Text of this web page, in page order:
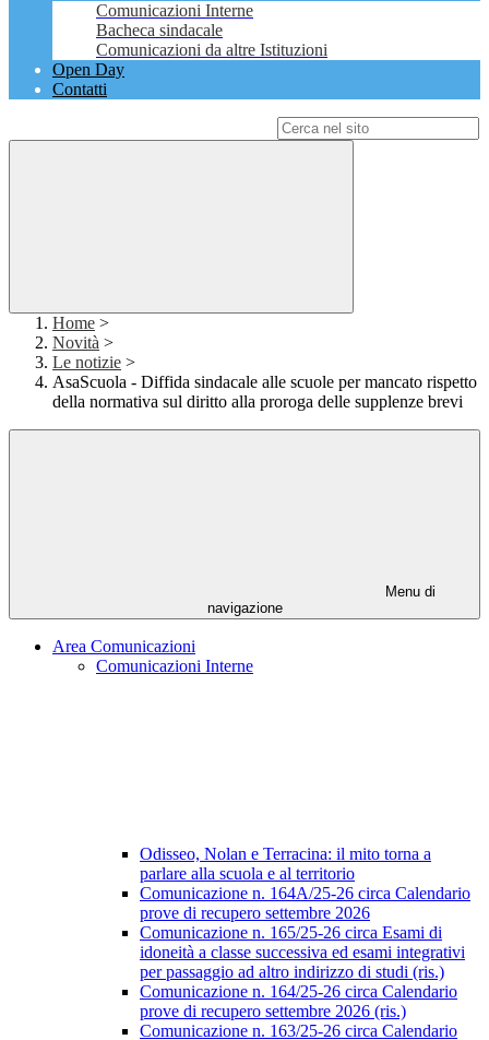
Comunicazioni Interne
Bacheca sindacale
Comunicazioni da altre Istituzioni
Open Day
Contatti
Home >
Novità >
Le notizie >
AsaScuola - Diffida sindacale alle scuole per mancato rispetto
della normativa sul diritto alla proroga delle supplenze brevi
Menu di
navigazione
Area Comunicazioni
Comunicazioni Interne
Odisseo, Nolan e Terracina: il mito torna a
parlare alla scuola e al territorio
Comunicazione n. 164A/25-26 circa Calendario
prove di recupero settembre 2026
Comunicazione n. 165/25-26 circa Esami di
idoneità a classe successiva ed esami integrativi
per passaggio ad altro indirizzo di studi (ris.)
Comunicazione n. 164/25-26 circa Calendario
prove di recupero settembre 2026 (ris.)
Comunicazione n. 163/25-26 circa Calendario